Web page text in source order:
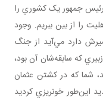
رئيس جمهور يک کشوري را
را از بين ببريم. وجود
دارد مي‌آيد از جنگ
که سابقه‌شان آن بود،
شما که در کشتن عثمان
اين‌طور خونريزي کرديد